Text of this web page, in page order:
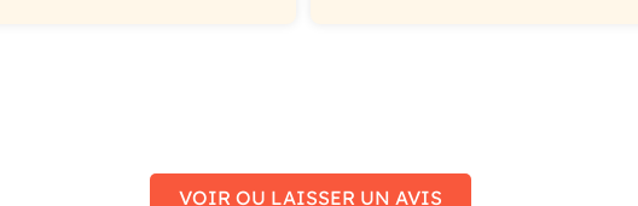
VOIR OU LAISSER UN AVIS